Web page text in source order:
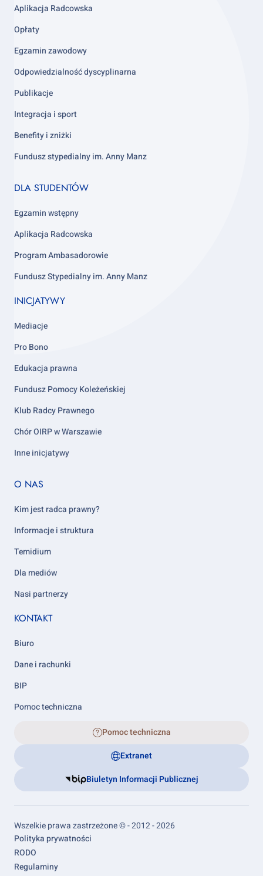
3
Aplikacja Radcowska
Opłaty
Egzamin zawodowy
Odpowiedzialność dyscyplinarna
Publikacje
Integracja i sport
Benefity i zniżki
Fundusz stypedialny im. Anny Manz
Footer
4
DLA STUDENTÓW
Egzamin wstępny
Aplikacja Radcowska
Program Ambasadorowie
Fundusz Stypedialny im. Anny Manz
INICJATYWY
Mediacje
Pro Bono
Edukacja prawna
Fundusz Pomocy Koleżeńskiej
Klub Radcy Prawnego
Chór OIRP w Warszawie
Inne inicjatywy
Footer
5
O NAS
Kim jest radca prawny?
Informacje i struktura
Temidium
Dla mediów
Nasi partnerzy
KONTAKT
Biuro
Dane i rachunki
BIP
Pomoc techniczna
Pomoc techniczna
Extranet
Biuletyn Informacji Publicznej
Wszelkie prawa zastrzeżone © - 2012 - 2026
Footer
links
Polityka prywatności
RODO
Regulaminy